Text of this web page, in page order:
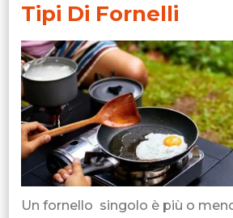
Tipi Di Fornelli
Un fornello singolo è più o